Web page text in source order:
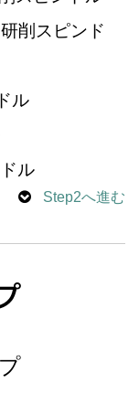
削スピンド
ル
ル
Step2へ進む